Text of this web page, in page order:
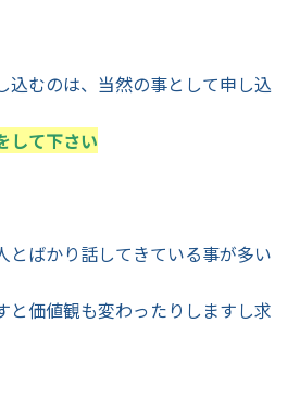
込むのは、当然の事として申し込
して下さい
とばかり話してきている事が多い
と価値観も変わったりしますし求